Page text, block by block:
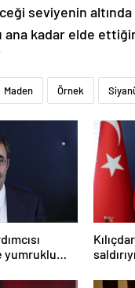
seviyenin
kadar elde
Maden Örnek
yumruklu